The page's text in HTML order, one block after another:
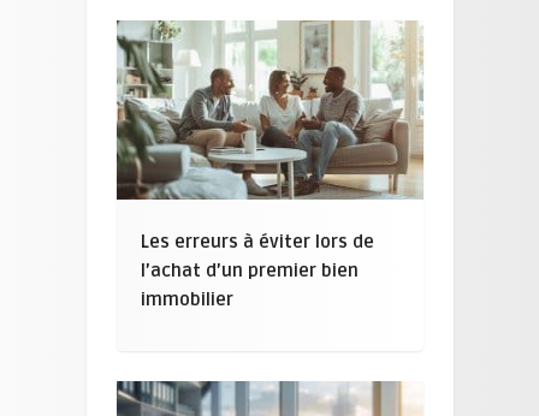
Les erreurs à éviter lors de
l’achat d’un premier bien
immobilier